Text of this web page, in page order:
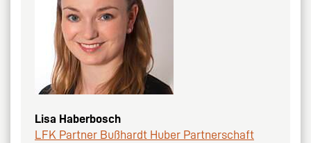
Lisa Haberbosch
LFK Partner Bußhardt Huber Partnerschaft